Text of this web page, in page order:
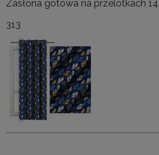
Zasłona gotowa na przelotkach
313